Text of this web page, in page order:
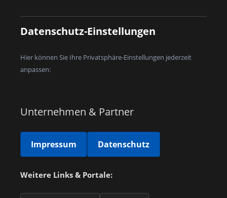
Datenschutz-Einstellungen
Hier können Sie Ihre Privatsphäre-Einstellungen jederzeit
anpassen:
Unternehmen & Partner
Impressum Datenschutz
Weitere Links & Portale: